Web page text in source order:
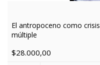
El antropoceno como crisis
múltiple
$28.000,00